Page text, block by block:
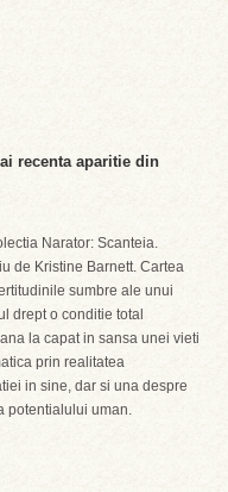
recenta aparitie din
Narator: Scanteia.
de Kristine Barnett. Cartea
sumbre ale unui
drept o conditie total
la capat in sansa unei vieti
prin realitatea
in sine, dar si una despre
potentialului uman.